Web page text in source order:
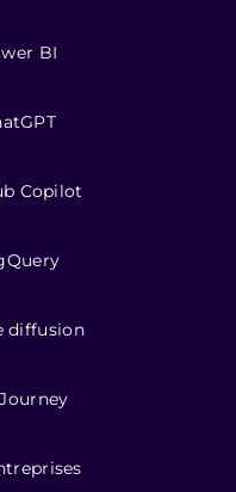
BI
Copilot
diffusion